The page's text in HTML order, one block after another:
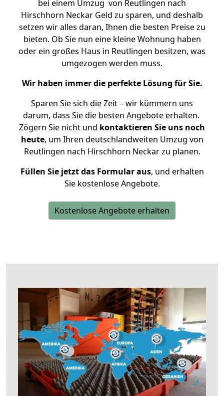
bei einem Umzug von Reutlingen nach
Hirschhorn Neckar Geld zu sparen, und deshalb
setzen wir alles daran, Ihnen die besten Preise zu
bieten. Ob Sie nun eine kleine Wohnung haben
oder ein großes Haus in Reutlingen besitzen, was
umgezogen werden muss.
Wir haben immer die perfekte Lösung für Sie.
Sparen Sie sich die Zeit – wir kümmern uns
darum, dass Sie die besten Angebote erhalten.
Zögern Sie nicht und kontaktieren Sie uns noch
heute, um Ihren deutschlandweiten Umzug von
Reutlingen nach Hirschhorn Neckar zu planen.
Füllen Sie jetzt das Formular aus, und erhalten
Sie kostenlose Angebote.
Kostenlose Angebote erhalten